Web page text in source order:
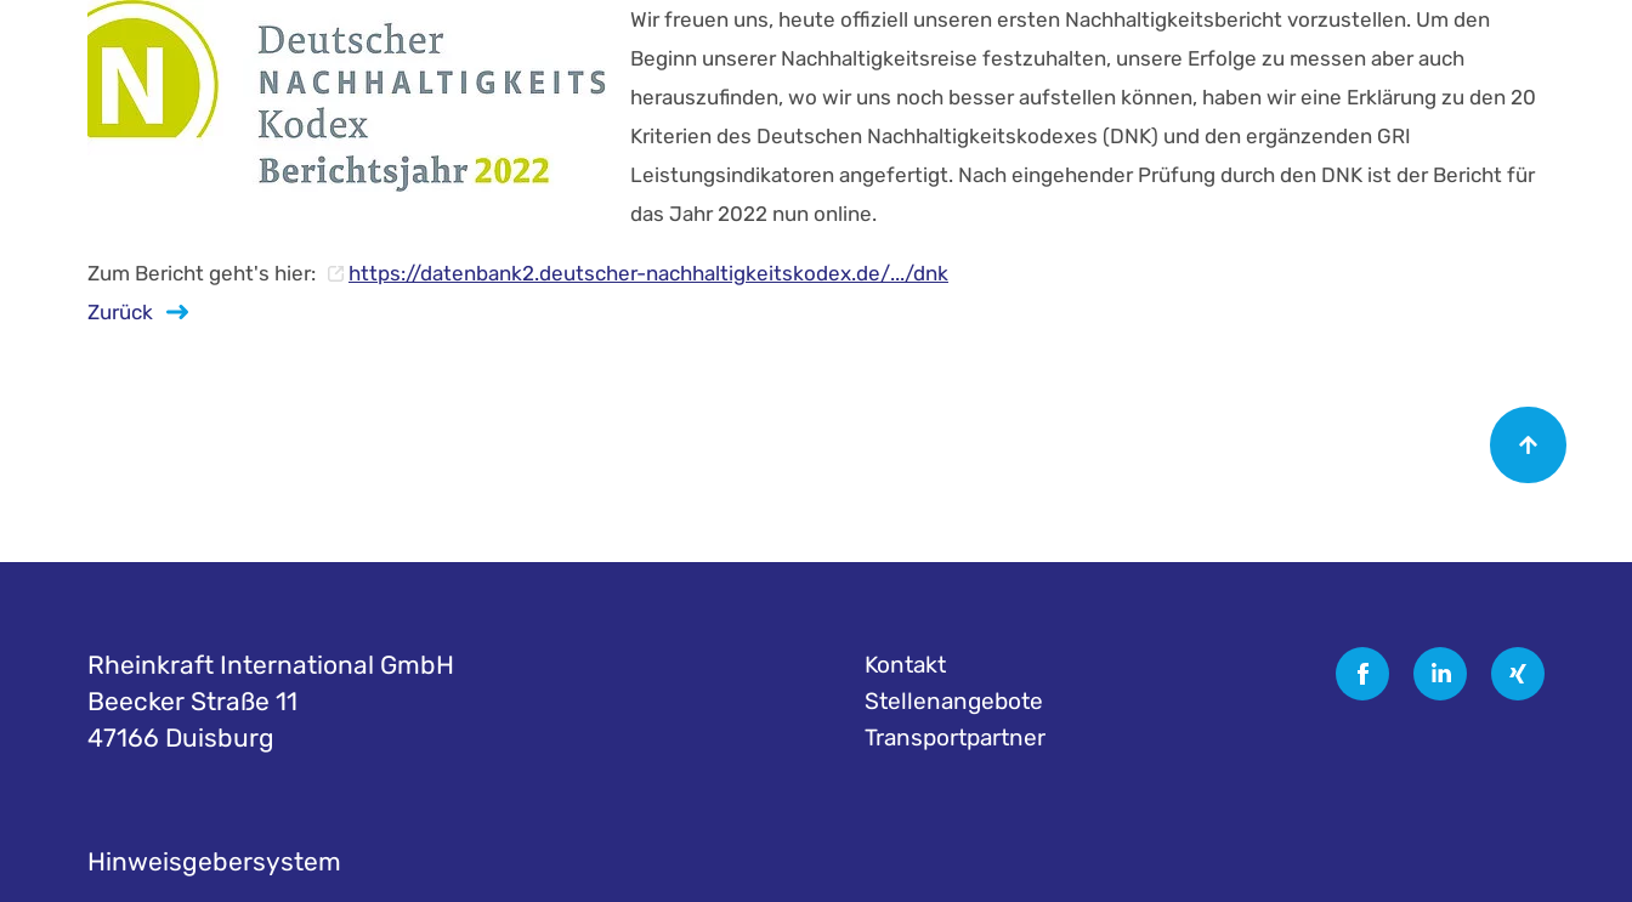
Wir freuen uns, heute offiziell unseren ersten Nachhaltigkeitsbericht vorzustellen. Um den
Beginn unserer Nachhaltigkeitsreise festzuhalten, unsere Erfolge zu messen aber auch
herauszufinden, wo wir uns noch besser aufstellen können, haben wir eine Erklärung zu den 20
Kriterien des Deutschen Nachhaltigkeitskodexes (DNK) und den ergänzenden GRI
Leistungsindikatoren angefertigt. Nach eingehender Prüfung durch den DNK ist der Bericht für
das Jahr 2022 nun online.
Zum Bericht geht's hier:
https://datenbank2.deutscher-nachhaltigkeitskodex.de/.../dnk
Zurück
Rheinkraft International GmbH
Beecker Straße 11
47166 Duisburg
Hinweisgebersystem
Kontakt
Stellenangebote
Transportpartner